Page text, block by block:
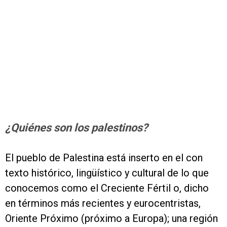
¿Quiénes son los palestinos?
El pueblo de Palestina está inserto en el con
texto histórico, lingüístico y cultural de lo que
conocemos como el Creciente Fértil o, dicho
en términos más recientes y eurocentristas,
Oriente Próximo (próximo a Europa); una región